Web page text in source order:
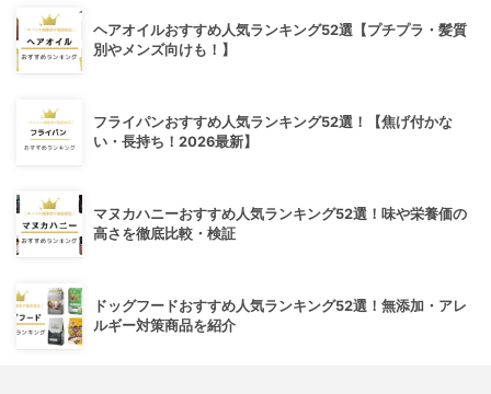
ヘアオイルおすすめ人気ランキング52選【プチプラ・髪質
別やメンズ向けも！】
フライパンおすすめ人気ランキング52選！【焦げ付かな
い・長持ち！2026最新】
マヌカハニーおすすめ人気ランキング52選！味や栄養価の
高さを徹底比較・検証
ドッグフードおすすめ人気ランキング52選！無添加・アレ
ルギー対策商品を紹介